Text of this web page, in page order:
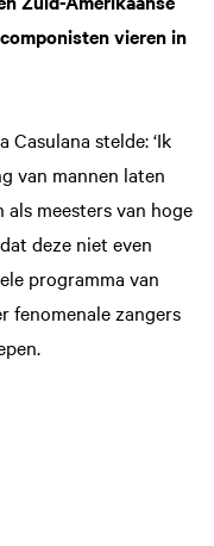
vieren in
Casulana stelde: ‘Ik
van mannen laten
meesters van hoge
deze niet even
programma van
fenomenale zangers